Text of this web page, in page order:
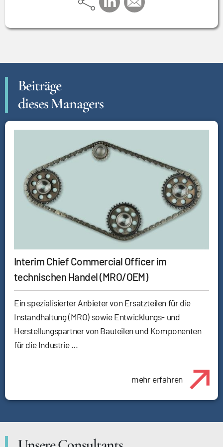
Beiträge
dieses Managers
Interim Chief Commercial Officer im
technischen Handel (MRO/OEM)
Ein spezialisierter Anbieter von Ersatzteilen für die
Instandhaltung (MRO) sowie Entwicklungs- und
Herstellungspartner von Bauteilen und Komponenten
für die Industrie ...
mehr erfahren